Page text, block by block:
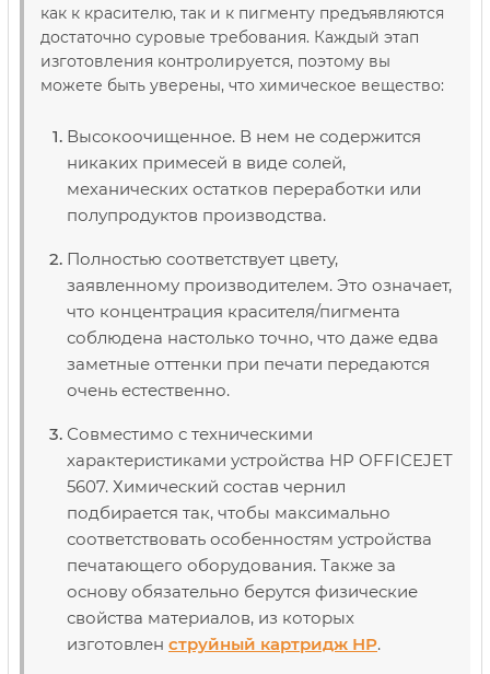
как к красителю, так и к пигменту предъявляются
достаточно суровые требования. Каждый этап
изготовления контролируется, поэтому вы
можете быть уверены, что химическое вещество:
Высокоочищенное. В нем не содержится
никаких примесей в виде солей,
механических остатков переработки или
полупродуктов производства.
Полностью соответствует цвету,
заявленному производителем. Это означает,
что концентрация красителя/пигмента
соблюдена настолько точно, что даже едва
заметные оттенки при печати передаются
очень естественно.
Совместимо с техническими
характеристиками устройства HP OFFICEJET
5607. Химический состав чернил
подбирается так, чтобы максимально
соответствовать особенностям устройства
печатающего оборудования. Также за
основу обязательно берутся физические
свойства материалов, из которых
изготовлен струйный картридж НР.